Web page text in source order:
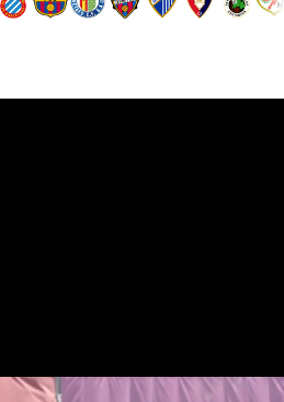
el Celta.Kiko Hurtado